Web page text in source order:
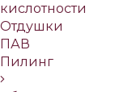
кислотности
Отдушки
ПАВ
Пилинг